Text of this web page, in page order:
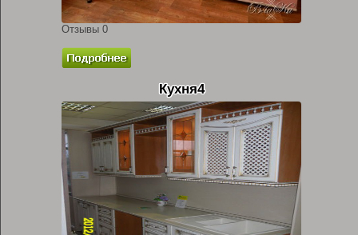
Отзывы 0
Кухня4